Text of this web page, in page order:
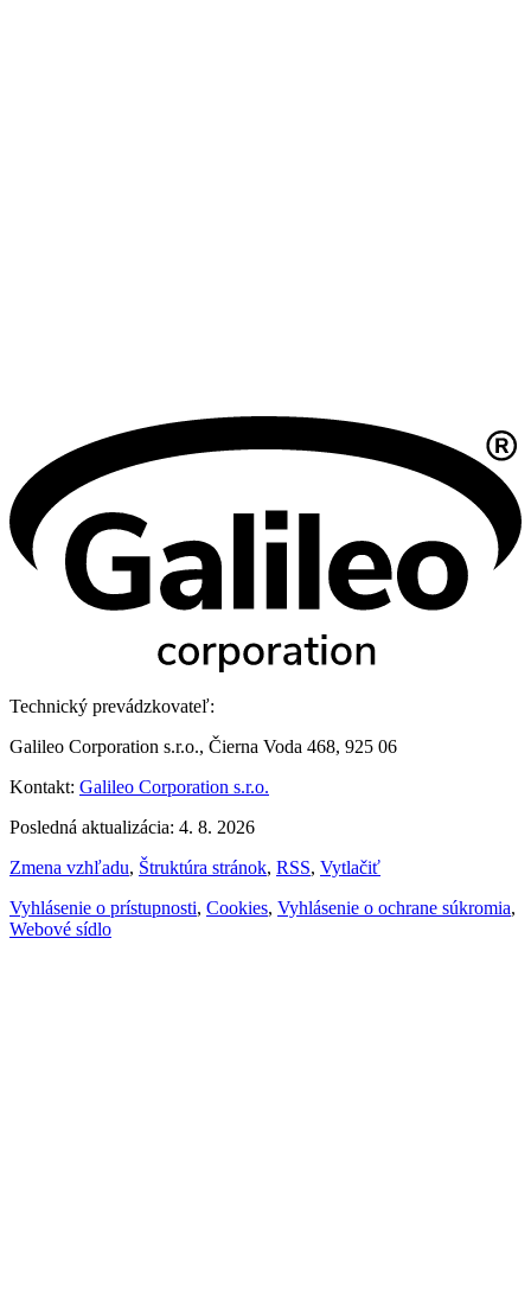
Technický prevádzkovateľ:
Galileo Corporation s.r.o., Čierna Voda 468, 925 06
Kontakt: Galileo Corporation s.r.o.
Posledná aktualizácia: 4. 8. 2026
Zmena vzhľadu, Štruktúra stránok, RSS, Vytlačiť
Vyhlásenie o prístupnosti, Cookies, Vyhlásenie o ochrane súkromia,
Webové sídlo